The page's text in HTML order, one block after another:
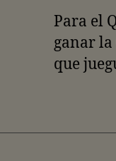
Para el
ganar
que